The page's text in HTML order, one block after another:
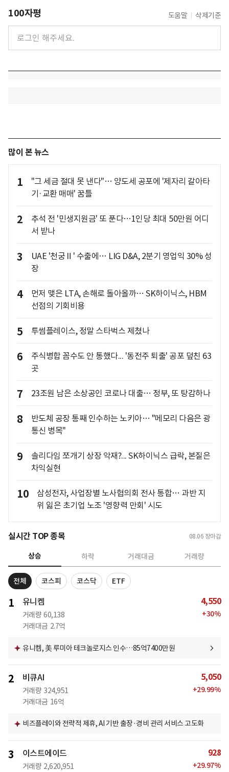
100자평 도움말 삭제기준
많이 본 뉴스
1
"그 세금 절대 못 낸다"… 양도세 공포에 '제자리 갈아타
기·교환 매매' 꿈틀
2
추석 전 '민생지원금' 또 푼다…1인당 최대 50만원 어디
서 받나
3
UAE '천궁Ⅱ' 수출에… LIG D&A, 2분기 영업익 30% 성
장
4
먼저 맺은 LTA, 손해로 돌아올까… SK하이닉스, HBM
선점의 기회비용
5 투썸플레이스, 정말 스타벅스 제쳤나
6
주식병합 꼼수도 안 통했다... '동전주 퇴출' 공포 덮친 63
곳
7 23조원 남은 소상공인 코로나 대출… 정부, 또 탕감하나
8
반도체 공장 통째 인수하는 노키아… "메모리 다음은 광
통신 병목"
9
솔리다임 쪼개기 상장 악재?... SK하이닉스 급락, 본질은
차익실현
10
삼성전자, 사업장별 노사협의회 전사 통합… 과반 지
위 잃은 초기업 노조 '영향력 만회' 시도
실시간 TOP 종목 08.06 장마감
상승 하락 거래대금 거래량
전체 코스피 코스닥 ETF
1 유니켐
거래량 60,138
거래대금 2.7억
4,550
+30%
유니켐, 美 루미아 테크놀로지스 인수…85억7400만원
2 비큐AI
거래량 324,951
거래대금 16억
5,050
+29.99%
비즈플레이와 전략적 제휴, AI 기반 출장·경비 관리 서비스 고도화
3 이스트에이드
거래량 2,620,951
928
+29.97%